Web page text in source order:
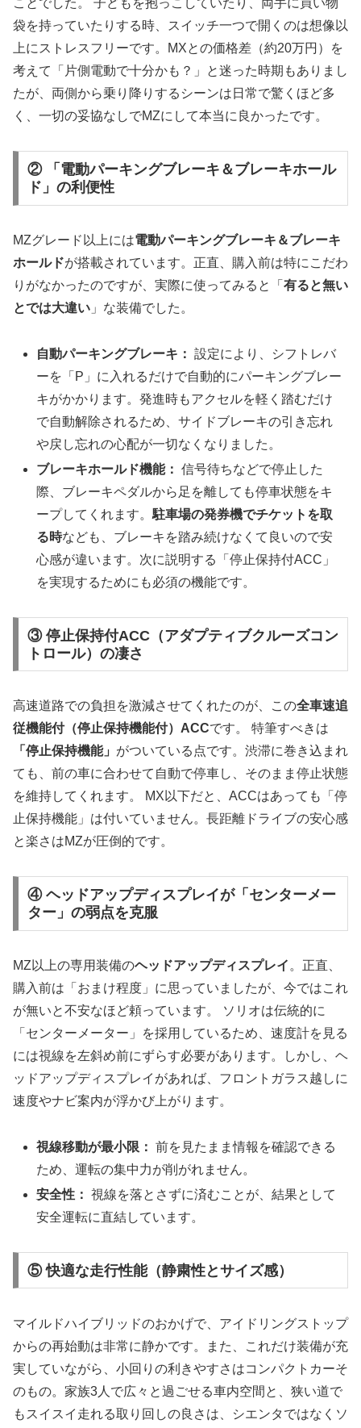
ことでした。 子どもを抱っこしていたり、両手に買い物
袋を持っていたりする時、スイッチ一つで開くのは想像以
上にストレスフリーです。MXとの価格差（約20万円）を
考えて「片側電動で十分かも？」と迷った時期もありまし
たが、両側から乗り降りするシーンは日常で驚くほど多
く、一切の妥協なしでMZにして本当に良かったです。
② 「電動パーキングブレーキ＆ブレーキホール
ド」の利便性
MZグレード以上には電動パーキングブレーキ＆ブレーキ
ホールドが搭載されています。正直、購入前は特にこだわ
りがなかったのですが、実際に使ってみると「 有ると無い
とでは大違い 」な装備でした。
自動パーキングブレーキ： 設定により、シフトレバ
ーを「P」に入れるだけで自動的にパーキングブレー
キがかかります。発進時もアクセルを軽く踏むだけ
で自動解除されるため、サイドブレーキの引き忘れ
や戻し忘れの心配が一切なくなりました。
ブレーキホールド機能： 信号待ちなどで停止した
際、ブレーキペダルから足を離しても停車状態をキ
ープしてくれます。駐車場の発券機でチケットを取
る時なども、ブレーキを踏み続けなくて良いので安
心感が違います。次に説明する「停止保持付ACC」
を実現するためにも必須の機能です。
③ 停止保持付ACC（アダプティブクルーズコン
トロール）の凄さ
高速道路での負担を激減させてくれたのが、この全車速追
従機能付（停止保持機能付）ACCです。 特筆すべきは
「停止保持機能」 がついている点です。渋滞に巻き込まれ
ても、前の車に合わせて自動で停車し、そのまま停止状態
を維持してくれます。 MX以下だと、ACCはあっても「停
止保持機能」は付いていません。長距離ドライブの安心感
と楽さはMZが圧倒的です。
④ ヘッドアップディスプレイが「センターメー
ター」の弱点を克服
MZ以上の専用装備のヘッドアップディスプレイ 。正直、
購入前は「おまけ程度」に思っていましたが、今ではこれ
が無いと不安なほど頼っています。 ソリオは伝統的に
「センターメーター」を採用しているため、速度計を見る
には視線を左斜め前にずらす必要があります。しかし、ヘ
ッドアップディスプレイがあれば、フロントガラス越しに
速度やナビ案内が浮かび上がります。
視線移動が最小限： 前を見たまま情報を確認できる
ため、運転の集中力が削がれません。
安全性： 視線を落とさずに済むことが、結果として
安全運転に直結しています。
⑤ 快適な走行性能（静粛性とサイズ感）
マイルドハイブリッドのおかげで、アイドリングストップ
からの再始動は非常に静かです。また、これだけ装備が充
実していながら、小回りの利きやすさはコンパクトカーそ
のもの。家族3人で広々と過ごせる車内空間と、狭い道で
もスイスイ走れる取り回しの良さは、シエンタではなくソ